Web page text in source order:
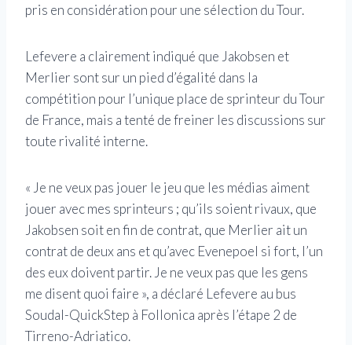
pris en considération pour une sélection du Tour.
Lefevere a clairement indiqué que Jakobsen et
Merlier sont sur un pied d’égalité dans la
compétition pour l’unique place de sprinteur du Tour
de France, mais a tenté de freiner les discussions sur
toute rivalité interne.
« Je ne veux pas jouer le jeu que les médias aiment
jouer avec mes sprinteurs ; qu’ils soient rivaux, que
Jakobsen soit en fin de contrat, que Merlier ait un
contrat de deux ans et qu’avec Evenepoel si fort, l’un
des eux doivent partir. Je ne veux pas que les gens
me disent quoi faire », a déclaré Lefevere au bus
Soudal-QuickStep à Follonica après l’étape 2 de
Tirreno-Adriatico.